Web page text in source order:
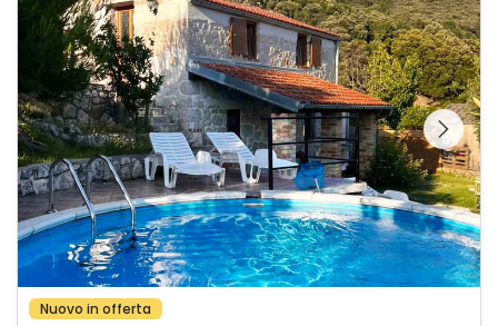
Guardate l'intera
galleria sulla
Nuovo in offerta